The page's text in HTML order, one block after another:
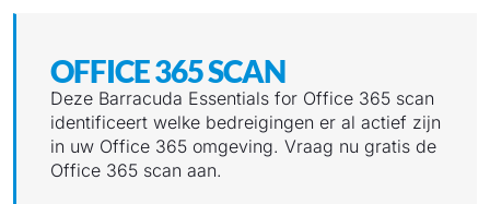
OFFICE 365 SCAN
Deze Barracuda Essentials for Office 365 scan
identificeert welke bedreigingen er al actief zijn
in uw Office 365 omgeving. Vraag nu gratis de
Office 365 scan aan.